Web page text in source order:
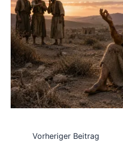
Vorheriger Beitrag